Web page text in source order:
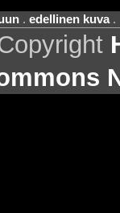
. edellinen kuva.